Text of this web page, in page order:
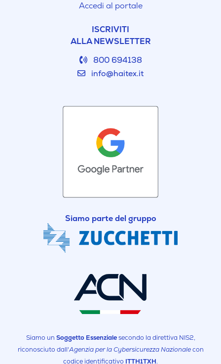
Accedi al portale
ISCRIVITI
ALLA NEWSLETTER
800 694138
info@haitex.it
Siamo parte del gruppo
Siamo un Soggetto Essenzialesecondo la direttiva NIS2,
riconosciuto dall'Agenzia per la Cybersicurezza Nazionalecon
codice identificativo ITTH1TXH.